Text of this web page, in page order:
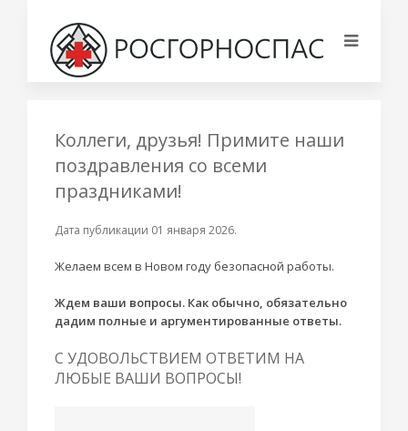
Коллеги, друзья! Примите наши
поздравления со всеми
праздниками!
Дата публикации 01 января 2026.
Желаем всем в Новом году безопасной работы.
Ждем ваши вопросы. Как обычно, обязательно
дадим полные и аргументированные ответы.
С УДОВОЛЬСТВИЕМ ОТВЕТИМ НА
ЛЮБЫЕ ВАШИ ВОПРОСЫ!